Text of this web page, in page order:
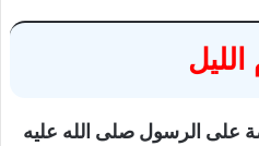
على الرسول صلى الله عليه